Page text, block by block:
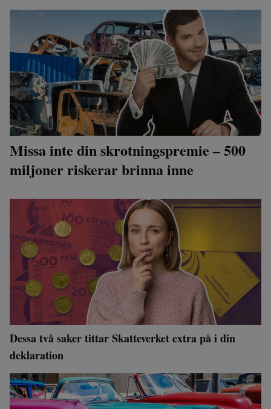
Missa inte din skrotningspremie – 500
miljoner riskerar brinna inne
Dessa två saker tittar Skatteverket extra på i din
deklaration